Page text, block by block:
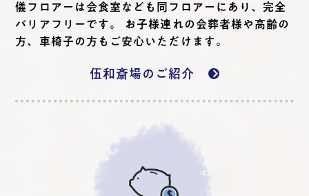
儀フロアーは会食室なども同フロアーにあり、完全
バリアフリーです。 お子様連れの会葬者様や高齢の
方、車椅子の方もご安心いただけます。
伍和斎場のご紹介